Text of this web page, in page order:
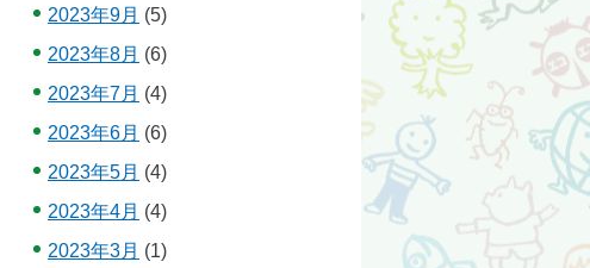
2023年9月 (5)
2023年8月 (6)
2023年7月 (4)
2023年6月 (6)
2023年5月 (4)
2023年4月 (4)
2023年3月 (1)